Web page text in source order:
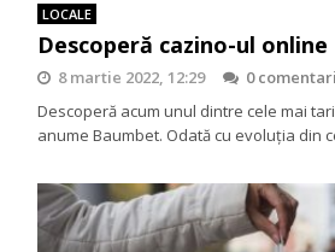
LOCALE
Descoperă cazino-ul
8 martie 2022, 12:29
0
Descoperă acum unul dintre cele mai
anume Baumbet. Odată cu evoluţia din